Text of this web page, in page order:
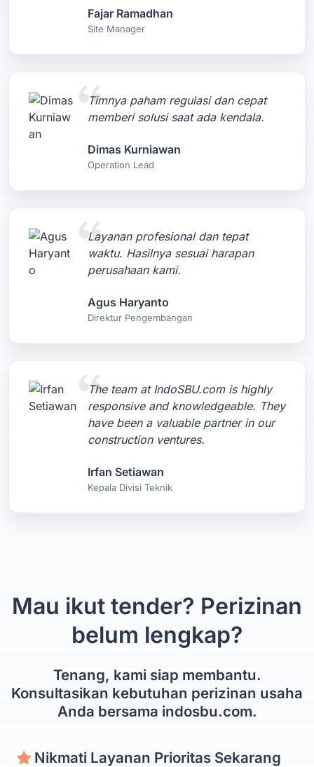
Fajar Ramadhan
Site Manager
Timnya paham regulasi dan cepat
memberi solusi saat ada kendala.
Dimas Kurniawan
Operation Lead
Layanan profesional dan tepat
waktu. Hasilnya sesuai harapan
perusahaan kami.
Agus Haryanto
Direktur Pengembangan
The team at IndoSBU.com is highly
responsive and knowledgeable. They
have been a valuable partner in our
construction ventures.
Irfan Setiawan
Kepala Divisi Teknik
Mau ikut tender? Perizinan
belum lengkap?
Tenang, kami siap membantu.
Konsultasikan kebutuhan perizinan usaha
Anda bersama indosbu.com.
Nikmati Layanan Prioritas Sekarang